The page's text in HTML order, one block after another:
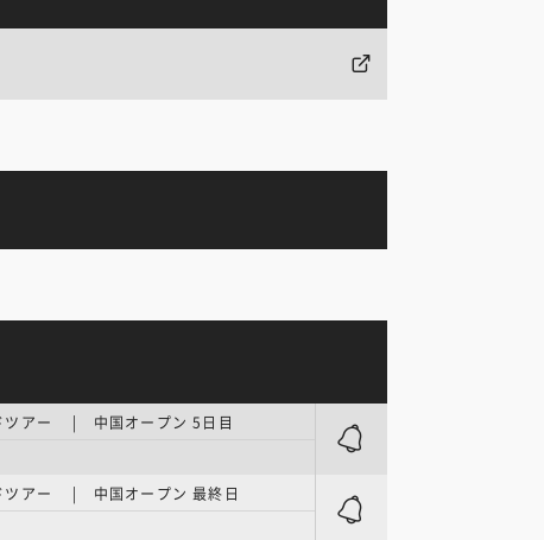
ツアー | 中国オープン 5日目
ツアー | 中国オープン 最終日